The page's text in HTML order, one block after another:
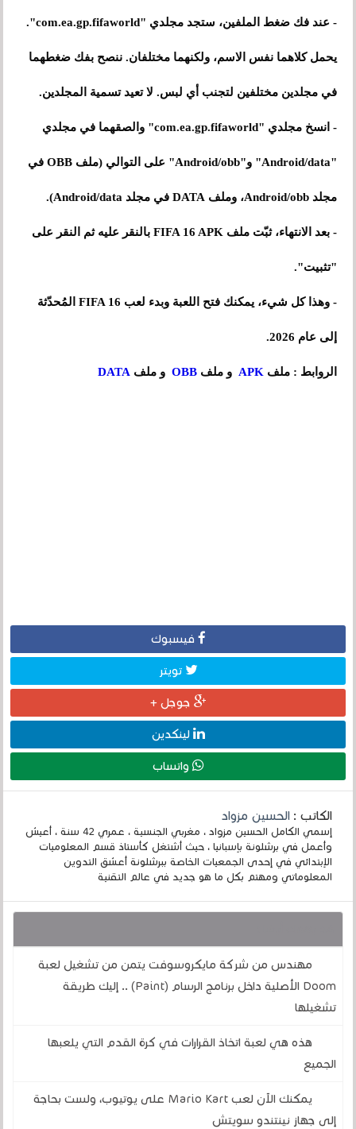
- عند فك ضغط الملفين، ستجد مجلدي "com.ea.gp.fifaworld".
يحمل كلاهما نفس الاسم، ولكنهما مختلفان. ننصح بفك ضغطهما
في مجلدين مختلفين لتجنب أي لبس. لا تعيد تسمية المجلدين.
- انسخ مجلدي "com.ea.gp.fifaworld" والصقهما في مجلدي
"Android/data" و"Android/obb" على التوالي (ملف OBB في
مجلد Android/obb، وملف DATA في مجلد Android/data).
- بعد الانتهاء، ثبّت ملف FIFA 16 APK بالنقر عليه ثم النقر على
"تثبيت".
- وهذا كل شيء، يمكنك فتح اللعبة وبدء لعب FIFA 16 المُحدّثة
إلى عام 2026.
الروابط : ملفAPK و ملفOBB و ملفDATA
فيسبوك
تويتر
جوجل +
لينكدين
واتساب
الكاتب :الحسين مزواد
إسمي الكامل الحسين مزواد ، مغربي الجنسية ، عمري 42 سنة ، أعيش
وأعمل في برشلونة بإسبانيا ، حيث أشتغل كأستاذ قسم المعلوميات
الإبتدائي في إحدى الجمعيات الخاصة ببرشلونة أعشق التدوين
المعلوماتي ومهتم بكل ما هو جديد في عالم التقنية
مهندس من شركة مايكروسوفت يتمن من تشغيل لعبة
Doom الأصلية داخل برنامج الرسام (Paint) .. إليك طريقة
تشغيلها
هذه هي لعبة اتخاذ القرارات في كرة القدم التي يلعبها
الجميع
يمكنك الآن لعب Mario Kart على يوتيوب، ولست بحاجة
إلى جهاز نينتندو سويتش